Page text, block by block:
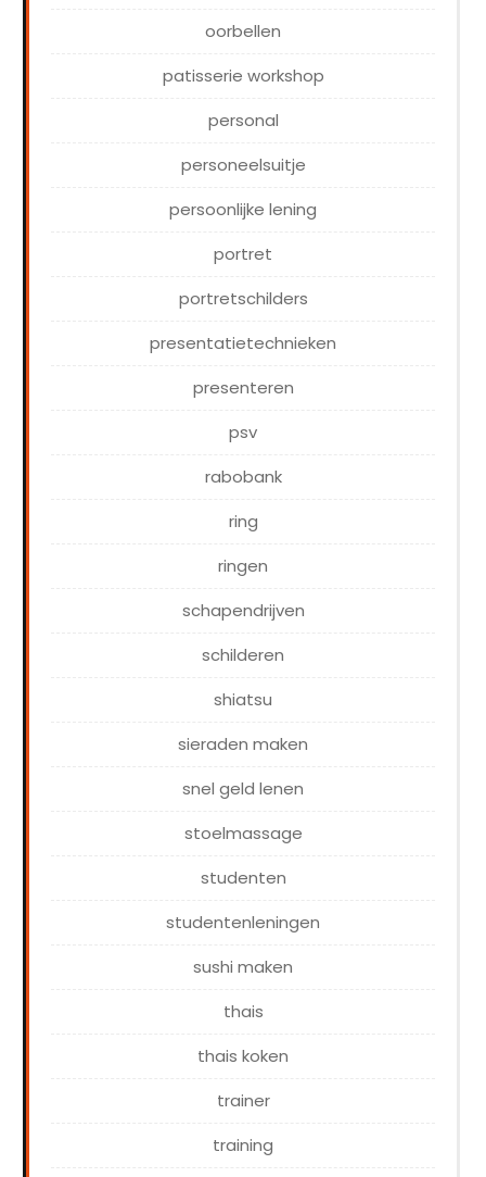
oorbellen
patisserie workshop
personal
personeelsuitje
persoonlijke lening
portret
portretschilders
presentatietechnieken
presenteren
psv
rabobank
ring
ringen
schapendrijven
schilderen
shiatsu
sieraden maken
snel geld lenen
stoelmassage
studenten
studentenleningen
sushi maken
thais
thais koken
trainer
training